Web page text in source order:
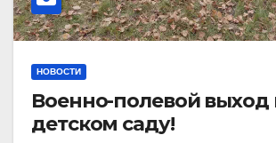
НОВОСТИ
Военно-полевой выход
детском саду!